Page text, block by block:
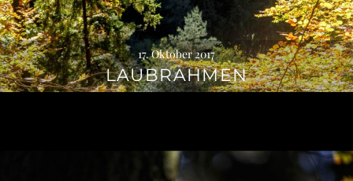
17. Oktober 2017
LAUBRAHMEN